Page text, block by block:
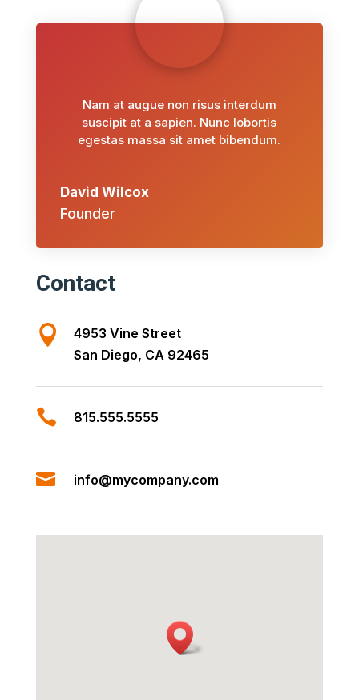
Nam at augue non risus interdum
suscipit at a sapien. Nunc lobortis
egestas massa sit amet bibendum.
David Wilcox
Founder
Contact

4953 Vine Street
San Diego, CA 92465
 815.555.5555
 info@mycompany.com